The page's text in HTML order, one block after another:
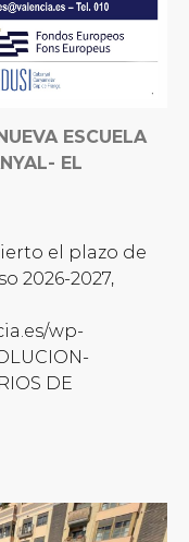
ESCUELA
EL
el plazo de
2026-2027,
wp-
DE